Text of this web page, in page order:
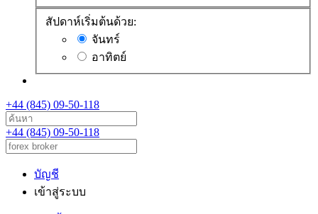
สัปดาห์เริ่มต้นด้วย:
จันทร์
อาทิตย์
+44 (845) 09-50-118
+44 (845) 09-50-118
บัญชี
เข้าสู่ระบบ